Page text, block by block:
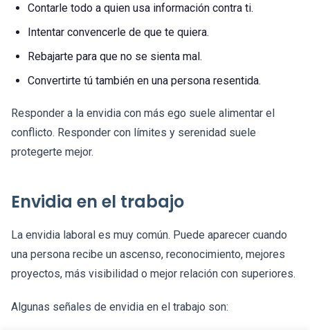
Contarle todo a quien usa información contra ti.
Intentar convencerle de que te quiera.
Rebajarte para que no se sienta mal.
Convertirte tú también en una persona resentida.
Responder a la envidia con más ego suele alimentar el
conflicto. Responder con límites y serenidad suele
protegerte mejor.
Envidia en el trabajo
La envidia laboral es muy común. Puede aparecer cuando
una persona recibe un ascenso, reconocimiento, mejores
proyectos, más visibilidad o mejor relación con superiores.
Algunas señales de envidia en el trabajo son: